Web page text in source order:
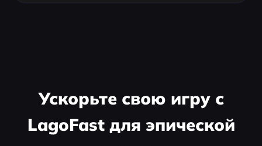
Ускорьте свою игру с
LagoFast для эпической